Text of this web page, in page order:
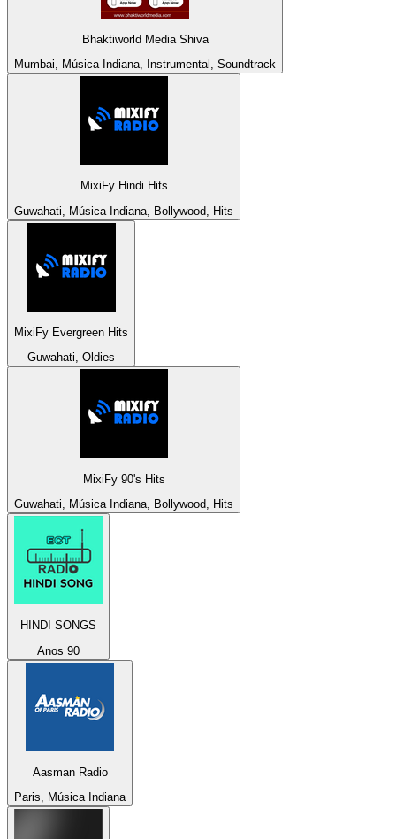
Bhaktiworld Media Shiva
Mumbai, Música Indiana, Instrumental, Soundtrack
MixiFy Hindi Hits
Guwahati, Música Indiana, Bollywood, Hits
MixiFy Evergreen Hits
Guwahati, Oldies
MixiFy 90's Hits
Guwahati, Música Indiana, Bollywood, Hits
HINDI SONGS
Anos 90
Aasman Radio
Paris, Música Indiana